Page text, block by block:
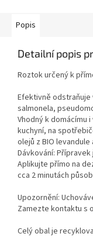
Popis
Detailní popis
Roztok určený k
Efektivně
salmonela,
Vhodný k domácímu
kuchyní, na
olejů z BIO levandule
Dávkování:
Aplikujte přímo na
cca 2 minutách
Upozornění:
Zamezte kontaktu s
Celý obal je